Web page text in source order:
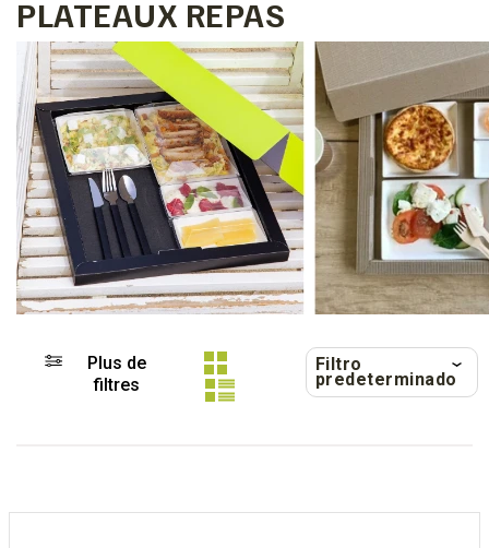
PLATEAUX REPAS
Plus de
filtres
Filtro
predeterminado